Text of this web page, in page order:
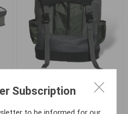
Zebco Tackle Rucksack
Subscription